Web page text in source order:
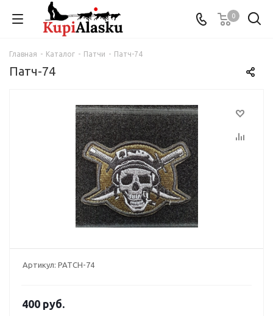
0
Главная - Каталог - Патчи - Патч-74
Патч-74
Артикул: PATCH-74
400 руб.